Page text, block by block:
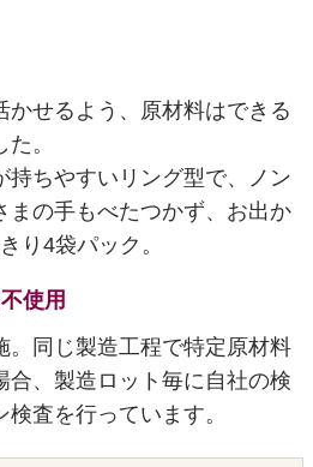
かせるよう、原材料はできる
。
持ちやすいリング型で、ノン
まの手もべたつかず、お出か
り4袋パック。
使用
。同じ製造工程で特定原材料
合、製造ロット毎に自社の検
査を行っています。